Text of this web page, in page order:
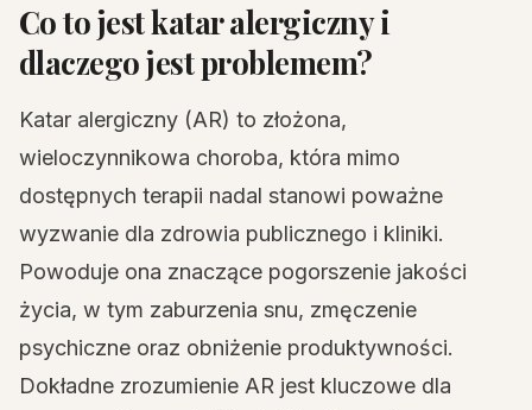
Co to jest katar alergiczny i
dlaczego jest problemem?
Katar alergiczny (AR) to złożona,
wieloczynnikowa choroba, która mimo
dostępnych terapii nadal stanowi poważne
wyzwanie dla zdrowia publicznego i kliniki.
Powoduje ona znaczące pogorszenie jakości
życia, w tym zaburzenia snu, zmęczenie
psychiczne oraz obniżenie produktywności.
Dokładne zrozumienie AR jest kluczowe dla